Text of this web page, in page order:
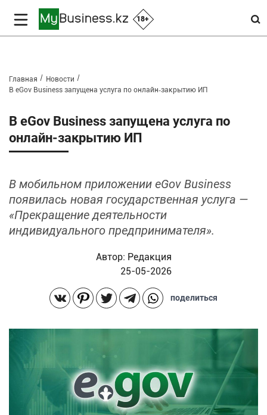
18+
Главная
Новости
В eGov Business запущена услуга по онлайн‑закрытию ИП
В eGov Business запущена услуга по
онлайн‑закрытию ИП
В мобильном приложении eGov Business
появилась новая государственная услуга —
«Прекращение деятельности
индивидуального предпринимателя».
поделиться
Автор: Редакция
25-05-2026